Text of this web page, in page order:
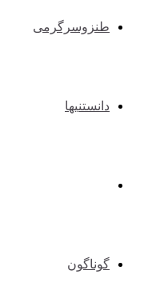
طنزوسرگرمی
دانستنیها
گوناگون